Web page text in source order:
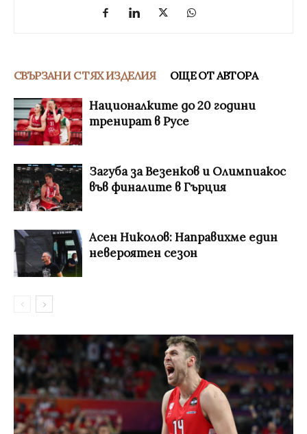
СВЪРЗАНИ С ТЯХ ИЗДЕЛИЯ ОЩЕ ОТ АВТОРА
Националките до 20 години
тренират в Русе
Загуба за Везенков и Олимпиакос
във финалите в Гърция
Асен Николов: Направихме един
невероятен сезон